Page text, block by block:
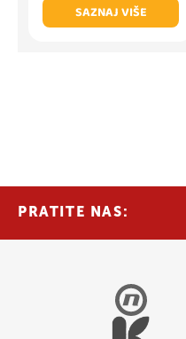
SAZNAJ VIŠE
PRATITE NAS: